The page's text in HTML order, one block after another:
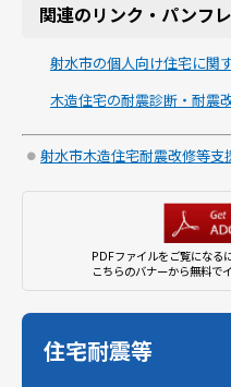
関連のリンク・パンフ
射水市の個人向け住宅に関
木造住宅の耐震診断・耐震
射水市木造住宅耐震改修等支
PDFファイルをご覧になる
こちらのバナーから無料で
住宅耐震等